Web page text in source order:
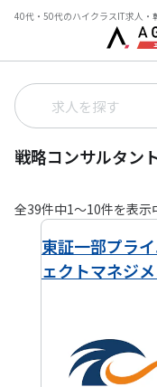
40代・50代のハイクラスIT求人・
戦略コンサルタン
全39件中1〜10件を表示
東証一部プラ
ェクトマネジ